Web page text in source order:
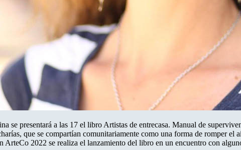
se presentará a las 17 el libro Artistas de entrecasa. Manual de
que se compartían comunitariamente como una forma de romper
ArteCo 2022 se realiza el lanzamiento del libro en un encuentro con